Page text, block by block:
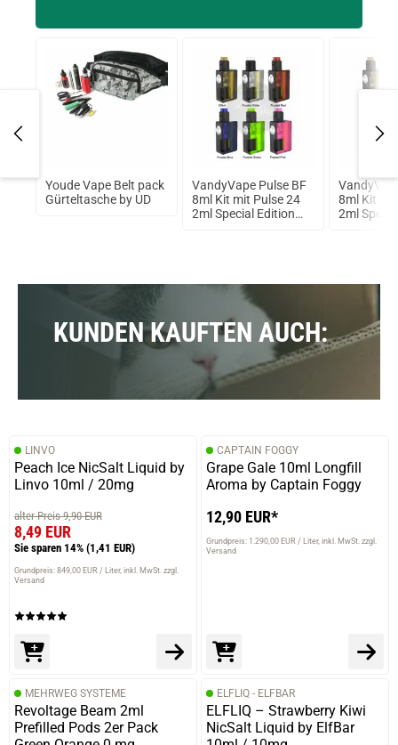
prev next
Youde Vape Belt pack
Gürteltasche by UD
VandyVape Pulse BF
8ml Kit mit Pulse 24
2ml Special Edition
8ml Kit
2ml
KUNDEN KAUFTEN AUCH:
LINVO
Peach Ice NicSalt Liquid by
Linvo 10ml / 20mg
alter Preis 9,90 EUR
8,49 EUR
Sie sparen 14% (1,41 EUR)
Grundpreis: 849,00 EUR / Liter inkl. MwSt. zzgl.
Versand
CAPTAIN FOGGY
Grape Gale 10ml Longfill
Aroma by Captain Foggy
12,90 EUR*
Grundpreis: 1.290,00 EUR / Liter inkl. MwSt. zzgl.
Versand
MEHRWEG SYSTEME
Revoltage Beam 2ml
Prefilled Pods 2er Pack
ELFLIQ - ELFBAR
ELFLIQ – Strawberry Kiwi
NicSalt Liquid by ElfBar